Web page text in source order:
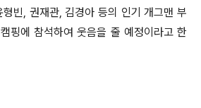
빈, 권재관, 김경아 등의 인기 개그맨 부
핑에 참석하여 웃음을 줄 예정이라고 한